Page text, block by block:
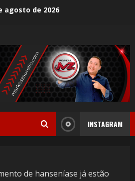
agosto de 2026
INSTAGRAM
de hanseníase já estão